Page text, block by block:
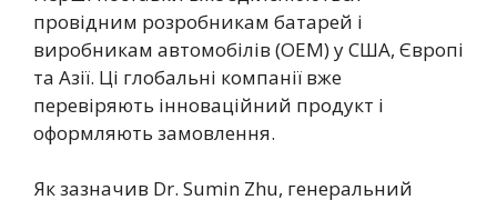
провідним розробникам батарей і
виробникам автомобілів (OEM) у США, Європі
та Азії. Ці глобальні компанії вже
перевіряють інноваційний продукт і
оформляють замовлення.
Як зазначив Dr. Sumin Zhu, генеральний